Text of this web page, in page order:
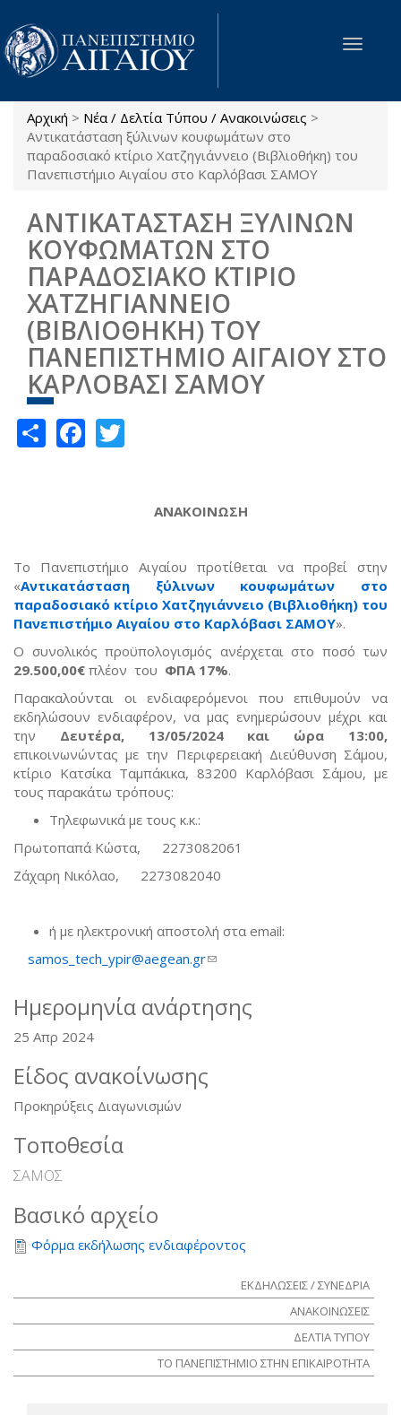
Παράκαμψη προς το κυρίως περιεχόμενο
Toggle
Είστε εδώ
Αρχική > Νέα / Δελτία Τύπου / Ανακοινώσεις >
Αντικατάσταση ξύλινων κουφωμάτων στο
παραδοσιακό κτίριο Χατζηγιάννειο (Βιβλιοθήκη) του
Πανεπιστήμιο Αιγαίου στο Καρλόβασι ΣΑΜΟΥ
ΑΝΤΙΚΑΤΑΣΤΑΣΗ ΞΥΛΙΝΩΝ
ΚΟΥΦΩΜΑΤΩΝ ΣΤΟ
ΠΑΡΑΔΟΣΙΑΚΟ ΚΤΙΡΙΟ
ΧΑΤΖΗΓΙΑΝΝΕΙΟ
(ΒΙΒΛΙΟΘΗΚΗ) ΤΟΥ
ΠΑΝΕΠΙΣΤΗΜΙΟ ΑΙΓΑΙΟΥ ΣΤΟ
ΚΑΡΛΟΒΑΣΙ ΣΑΜΟΥ
ShareFacebook
ΑΝΑΚΟΙΝΩΣΗ
Το Πανεπιστήμιο Αιγαίου προτίθεται να προβεί στην
«Αντικατάσταση ξύλινων κουφωμάτων στο
παραδοσιακό κτίριο Χατζηγιάννειο (Βιβλιοθήκη) του
Πανεπιστήμιο Αιγαίου στο Καρλόβασι ΣΑΜΟΥ».
Ο συνολικός προϋπολογισμός ανέρχεται στο ποσό των
29.500,00€ πλέον του ΦΠΑ 17%.
Παρακαλούνται οι ενδιαφερόμενοι που επιθυμούν να
εκδηλώσουν ενδιαφέρον, να μας ενημερώσουν μέχρι και
την Δευτέρα, 13/05/2024 και ώρα 13:00,
επικοινωνώντας με την Περιφερειακή Διεύθυνση Σάμου,
κτίριο Κατσίκα Ταμπάκικα, 83200 Καρλόβασι Σάμου, με
τους παρακάτω τρόπους:
Τηλεφωνικά με τους κ.κ.:
Πρωτοπαπά Κώστα, 2273082061
Ζάχαρη Νικόλαο, 2273082040
ή με ηλεκτρονική αποστολή στα email:
samos_tech_ypir@aegean.gr(link sends e-mail)
Ημερομηνία ανάρτησης
25 Απρ 2024
Είδος ανακοίνωσης
Προκηρύξεις Διαγωνισμών
Τοποθεσία
ΣΑΜΟΣ
Βασικό αρχείο
Φόρμα εκδήλωσης ενδιαφέροντος
ΕΚΔΗΛΩΣΕΙΣ / ΣΥΝΕΔΡΙΑ
ΑΝΑΚΟΙΝΩΣΕΙΣ
ΔΕΛΤΙΑ ΤΥΠΟΥ
ΤΟ ΠΑΝΕΠΙΣΤΗΜΙΟ ΣΤΗΝ ΕΠΙΚΑΙΡΟΤΗΤΑ